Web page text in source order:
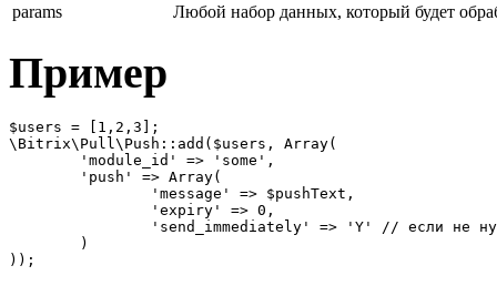
params
Любой набор данных, который будет
Пример
$users = [1,2,3];
\Bitrix\Pull\Push::add($users, Array(
));